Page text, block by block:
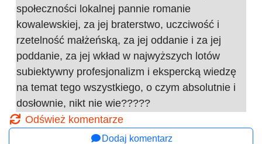
społeczności lokalnej pannie romanie
kowalewskiej, za jej braterstwo, uczciwość i
rzetelność małżeńską, za jej oddanie i za jej
poddanie, za jej wkład w najwyższych lotów
subiektywny profesjonalizm i ekspercką wiedzę
na temat tego wszystkiego, o czym absolutnie i
dosłownie, nikt nie wie?????
Odśwież komentarze
Dodaj komentarz